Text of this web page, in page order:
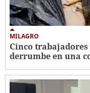
MILAGRO
Cinco
derrumbe en una